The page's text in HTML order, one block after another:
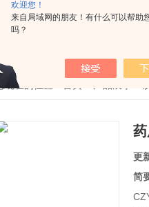
欢迎您！
来自局域网的朋友！有什么可以帮助
吗？
您现在的位置：
更
简